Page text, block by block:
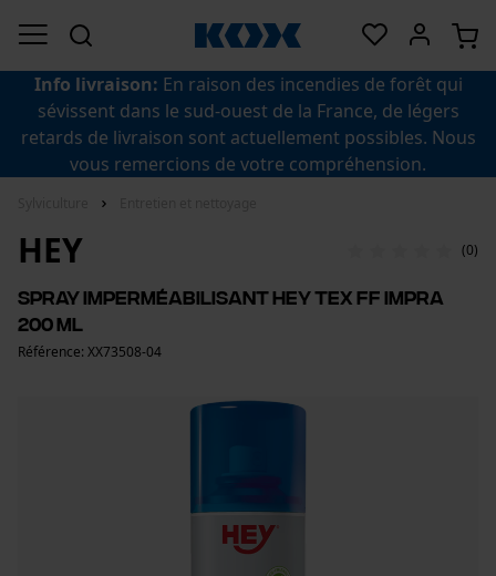
Info livraison: En raison des incendies de forêt qui
sévissent dans le sud-ouest de la France, de légers
retards de livraison sont actuellement possibles. Nous
vous remercions de votre compréhension.
HEY (0)
Spray imperméabilisant HEY Tex FF Impra
200 ml
Référence: XX73508-04